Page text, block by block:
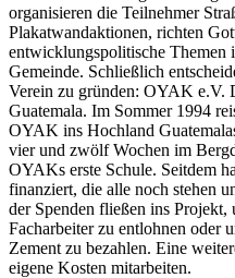
organisieren die Teilnehmer
Plakatwandaktionen, richten
entwicklungspolitische Themen
Gemeinde. Schließlich
Verein zu gründen: OYAK e.V.
Guatemala. Im Sommer 1994
OYAK ins Hochland
vier und zwölf Wochen im
OYAKs erste Schule. Seitdem
finanziert, die alle noch stehen
der Spenden fließen ins Projekt,
Facharbeiter zu entlohnen oder
Zement zu bezahlen. Eine
eigene Kosten mitarbeiten.